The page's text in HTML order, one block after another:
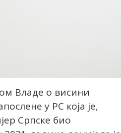
Владе о висини
у РС која је,
Српске био